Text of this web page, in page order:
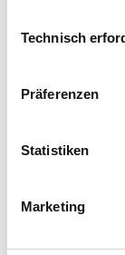
Sie einzelne
erlauben“
Informationen
jederzeit mit
Technisch
Präferenzen
Statistiken
Marketing
IT-Recht